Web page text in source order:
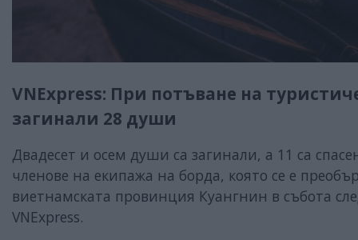
VNExpress: При потъване на
загинали 28 души
Двадесет и осем души са загинали, а 11 са
членове на екипажа на борда, която се е
виетнамската провинция Куангнин в събота
VNExpress.